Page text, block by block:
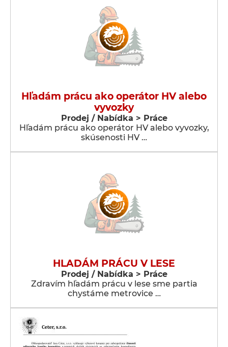
Hľadám prácu ako operátor HV alebo
vyvozky
Prodej / Nabídka > Práce
Hľadám prácu ako operátor HV alebo vyvozky,
skúsenosti HV …
HLADÁM PRÁCU V LESE
Prodej / Nabídka > Práce
Zdravím hľadám prácu v lese sme partia
chystáme metrovice …